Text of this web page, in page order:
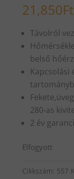
21,850Ft
Távolról
belső
Kapcsolási
280-as
2 év
Elfogyott
Cikkszám: 557